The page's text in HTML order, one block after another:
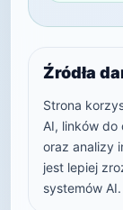
Źródła
Strona
AI, linków do
oraz analizy
jest lepiej
systemów AI.